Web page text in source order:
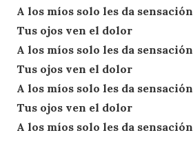
A los míos solo les da sensación
Tus ojos ven el dolor
A los míos solo les da sensación
Tus ojos ven el dolor
A los míos solo les da sensación
Tus ojos ven el dolor
A los míos solo les da sensación